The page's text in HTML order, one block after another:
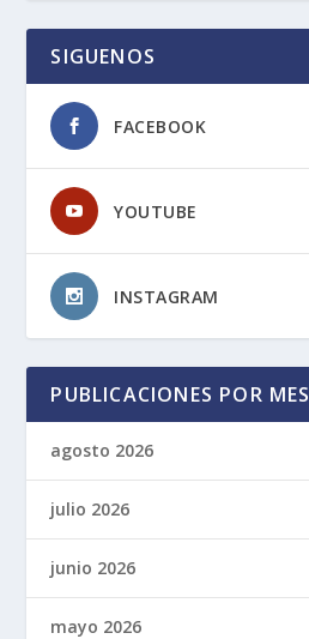
SIGUENOS
FACEBOOK
YOUTUBE
INSTAGRAM
PUBLICACIONES POR MES
agosto 2026
julio 2026
junio 2026
mayo 2026